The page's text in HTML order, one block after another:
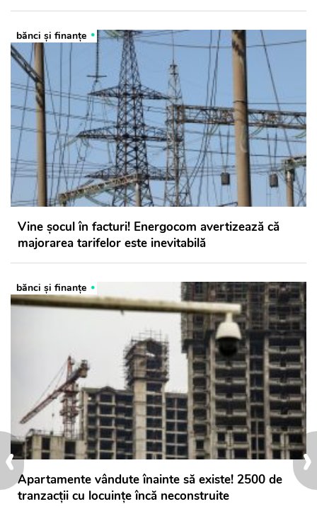
›
‹
bănci şi finanţe
Vine șocul în facturi! Energocom avertizează că
majorarea tarifelor este inevitabilă
bănci şi finanţe
Apartamente vândute înainte să existe! 2500 de
tranzacții cu locuințe încă neconstruite